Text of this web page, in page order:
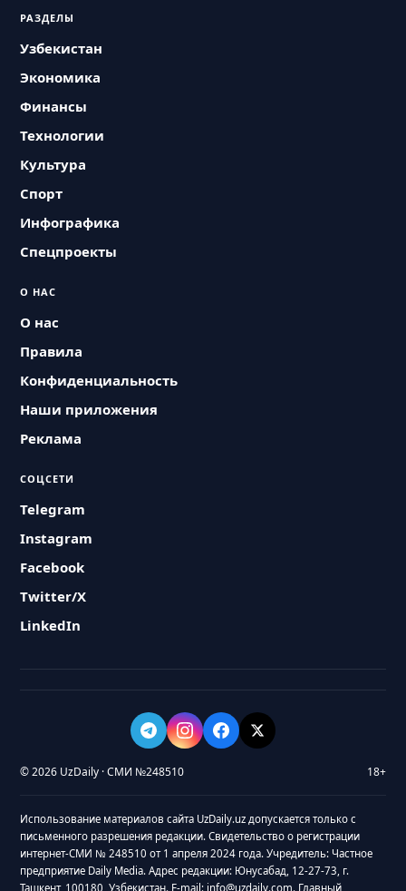
РАЗДЕЛЫ
Узбекистан
Экономика
Финансы
Технологии
Культура
Спорт
Инфографика
Спецпроекты
О НАС
О нас
Правила
Конфиденциальность
Наши приложения
Реклама
СОЦСЕТИ
Telegram
Instagram
Facebook
Twitter/X
LinkedIn
© 2026 UzDaily · СМИ №248510 18+
Использование материалов сайта UzDaily.uz допускается только с
письменного разрешения редакции. Свидетельство о регистрации
интернет-СМИ № 248510 от 1 апреля 2024 года. Учредитель: Частное
предприятие Daily Media. Адрес редакции: Юнусабад, 12-27-73, г.
Ташкент, 100180, Узбекистан. E-mail: info@uzdaily.com. Главный